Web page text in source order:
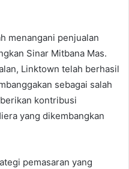
menangani penjualan
Sinar Mitbana Mas.
Linktown telah berhasil
sebagai salah
kontribusi
yang dikembangkan
pemasaran yang